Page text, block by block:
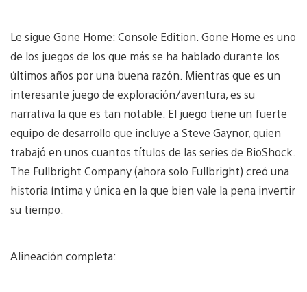
Le sigue Gone Home: Console Edition. Gone Home es uno
de los juegos de los que más se ha hablado durante los
últimos años por una buena razón. Mientras que es un
interesante juego de exploración/aventura, es su
narrativa la que es tan notable. El juego tiene un fuerte
equipo de desarrollo que incluye a Steve Gaynor, quien
trabajó en unos cuantos títulos de las series de BioShock.
The Fullbright Company (ahora solo Fullbright) creó una
historia íntima y única en la que bien vale la pena invertir
su tiempo.
Alineación completa: